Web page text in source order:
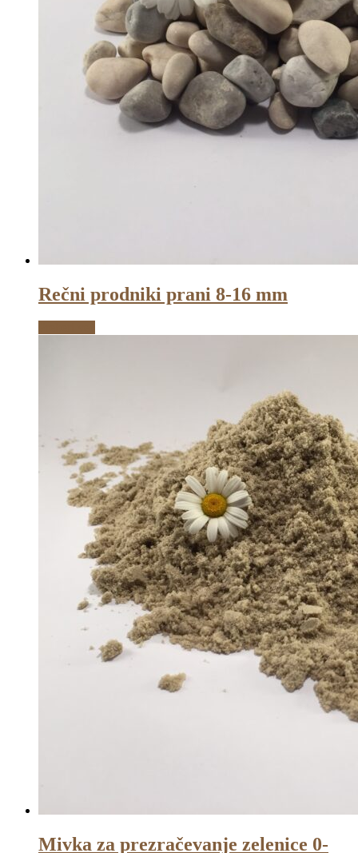
Rečni prodniki prani 8-16 mm
Mivka za prezračevanje zelenice 0-